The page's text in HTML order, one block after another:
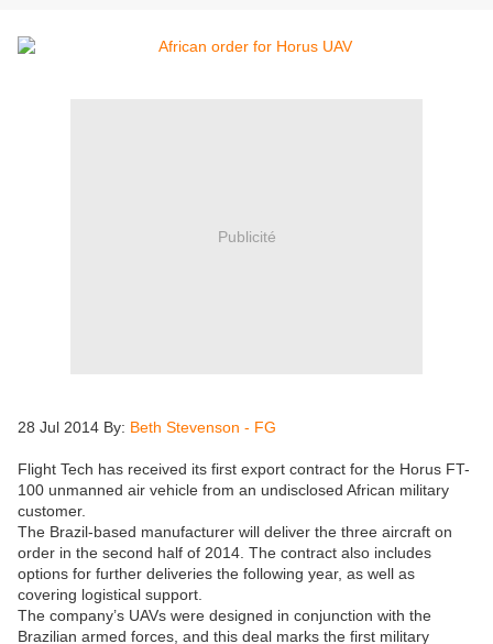
Publicité
28 Jul 2014 By: Beth Stevenson - FG
Flight Tech has received its first export contract for the Horus FT-
100 unmanned air vehicle from an undisclosed African military
customer.
The Brazil-based manufacturer will deliver the three aircraft on
order in the second half of 2014. The contract also includes
options for further deliveries the following year, as well as
covering logistical support.
The company’s UAVs were designed in conjunction with the
Brazilian armed forces, and this deal marks the first military